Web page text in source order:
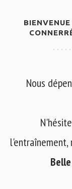
Nous
l'entraînement,